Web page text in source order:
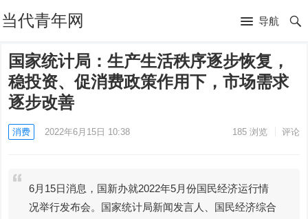
当代青年网 导航
国家统计局：生产生活秩序逐步恢复，
稳投资、促消费政策作用下，市场需求
逐步改善
消费 2022年6月15日 10:38 185浏览 评论
6月15日消息，国新办就2022年5月份国民经济运行情
况举行发布会。国家统计局新闻发言人、国民经济综合